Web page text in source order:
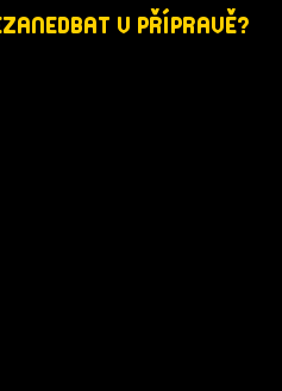
V PŘÍPRAVĚ?